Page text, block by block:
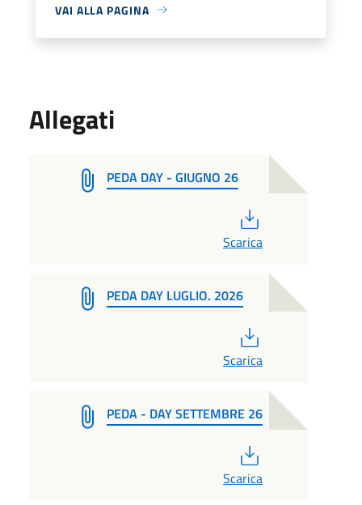
VAI ALLA PAGINA
Allegati
PEDA DAY - GIUGNO 26
Scarica
PEDA DAY LUGLIO. 2026
Scarica
PEDA - DAY SETTEMBRE 26
Scarica